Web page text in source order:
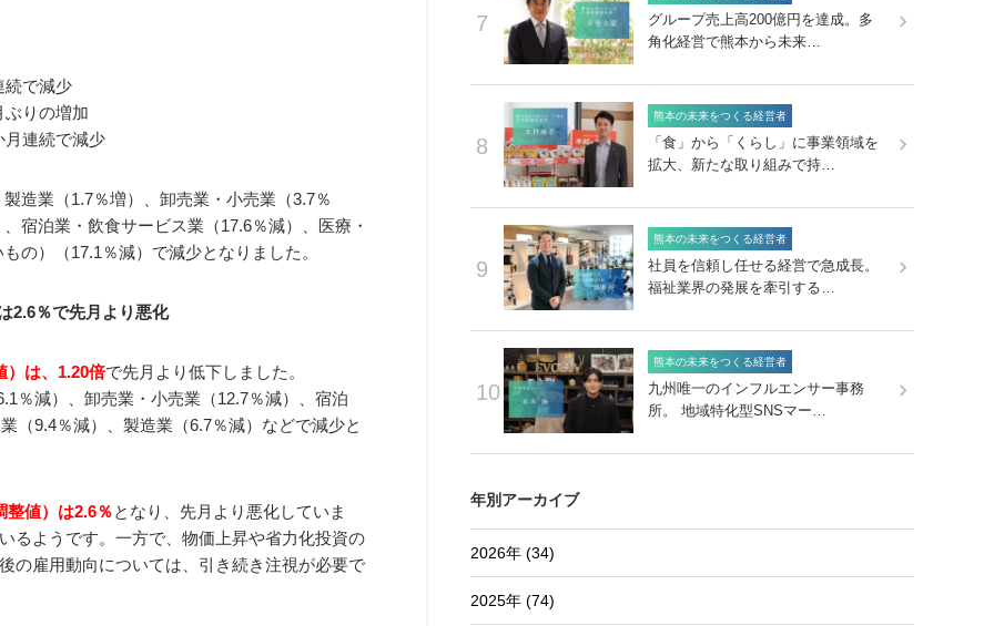
で減少
りの増加
連続で減少
造業（1.7％増）、卸売業・小売業（3.7％
宿泊業・飲食サービス業（17.6％減）、医療・
の）（17.1％減）で減少となりました。
2.6％で先月より悪化
）は、1.20倍で先月より低下しました。
％減）、卸売業・小売業（12.7％減）、宿泊
（9.4％減）、製造業（6.7％減）などで減少と
整値）は2.6％となり、先月より悪化していま
るようです。一方で、物価上昇や省力化投資の
の雇用動向については、引き続き注視が必要で
7
グループ売上高200億円を達成。多
角化経営で熊本から未来…
8
熊本の未来をつくる経営者
「食」から「くらし」に事業領域を
拡大、新たな取り組みで持…
9
熊本の未来をつくる経営者
社員を信頼し任せる経営で急成長。
福祉業界の発展を牽引する…
10
熊本の未来をつくる経営者
九州唯一のインフルエンサー事務
所。 地域特化型SNSマー…
年別アーカイブ
2026年 (34)
2025年 (74)